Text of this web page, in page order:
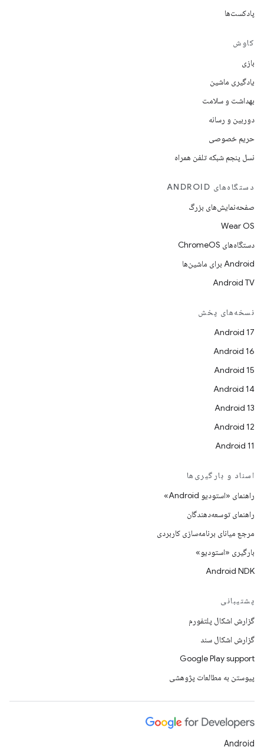
پادکست‌ها
کاوش
بازی
یادگیری ماشین
بهداشت و سلامت
دوربین و رسانه
حریم خصوصی
نسل پنجم شبکه تلفن همراه
دستگاه‌های ANDROID
صفحه‌نمایش‌های بزرگ
Wear OS
دستگاه‌های ChromeOS
Android برای ماشین‌ها
Android TV
نسخه‌های پخش
Android 17
Android 16
Android 15
Android 14
Android 13
Android 12
Android 11
اسناد و بارگیری‌ها
راهنمای «استودیو Android»
راهنمای توسعه‌دهندگان
مرجع میانای برنامه‌سازی کاربردی
بارگیری «استودیو»
Android NDK
پشتیبانی
گزارش اشکال پلتفورم
گزارش اشکال سند
Google Play support
پیوستن به مطالعات پژوهشی
Android